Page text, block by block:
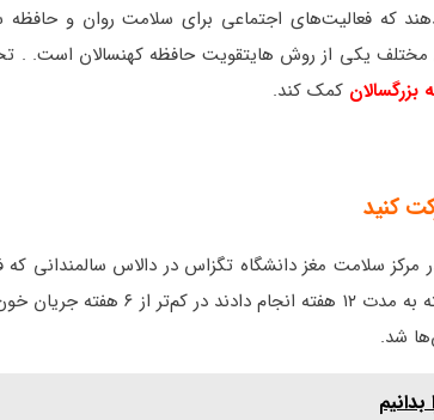
که فعالیت‌های اجتماعی برای سلامت روان و حافظه
کمک کند.
سلامت مغز دانشگاه تگزاس در دالاس سالمندانی که
فقط یک ساعت و سه بار در هفته
شد.